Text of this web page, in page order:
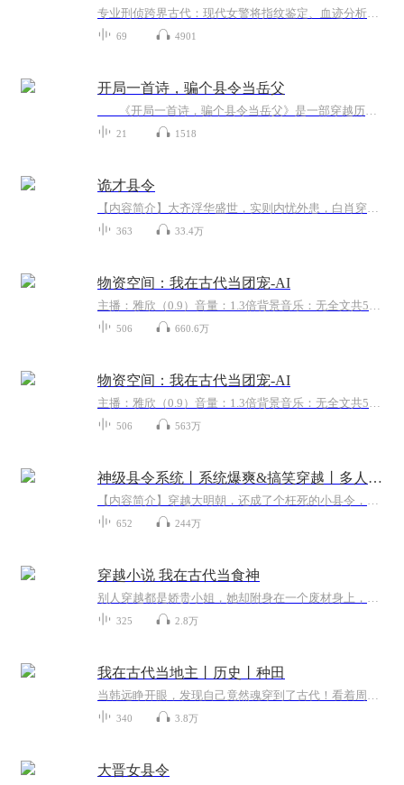
专业刑侦跨界古代：现代女警将指纹鉴定、血迹分析、犯罪心理侧写等科学刑侦手段带入古代，看传统与现代破案思维激烈碰撞，烧脑又新奇。
69 4901
开局一首诗，骗个县令当岳父
《开局一首诗，骗个县令当岳父》是一部穿越历史题材的有声书，讲述现代商业精英陈庞意外穿越到大武朝，成为一个濒临破产的山贼寨主。凭借一首辛弃疾的《破阵子》，他骗得清原县令沈炎灵赏识，不仅白捡了个如花似玉的老婆，更以"黑白通吃"的绝...
21 1518
诡才县令
【内容简介】大齐浮华盛世，实则内忧外患，白肖穿越而来，权相之子，冲撞龙颜，贬为县令，断奇案，治地方，扬名声，平乱贼，刀山火海，金戈铁马，创太平，安天下，造传奇一生青史留名。【作者/主播简介】作者：机械化粗实才，网络小说作家。主播：艺丑，有...
363 33.4万
物资空间：我在古代当团宠-AI
主播：雅欣（0.9）音量：1.3倍背景音乐：无全文共506集温馨甜宠+非救世主+巨粗金手指+爱美男
506 660.6万
物资空间：我在古代当团宠-AI
主播：雅欣（0.9）音量：1.3倍背景音乐：无全文共506集温馨甜宠+非救世主+巨粗金手指+爱美男
506 563万
神级县令系统丨系统爆爽&搞笑穿越丨多人有声剧|怪才县令开局县令御用县令
【内容简介】穿越大明朝，还成了个枉死的小县令，没权没势，还要受百姓的唾骂……不怕，系统在手，天下我有！即使是个九品芝麻官又如何？只要为民做事，照样青史留名！【作者/主播】作者：一尘，著名网络小说作家，代表作《神级县令系统》等。竟然先生剧社...
652 244万
穿越小说 我在古代当食神
别人穿越都是娇贵小姐，她却附身在一个废材身上，一醒来，就面临酒楼被夺的危机，这可不能忍。为了保住家业，苏星月扛起大旗，向厨艺之路进发，一路披荆斩棘，四处比划，终拿下厨艺界的扛把子。可是，那个颁奖的男人，怎么这么熟悉呢？
325 2.8万
我在古代当地主丨历史丨种田
当韩远睁开眼，发现自己竟然魂穿到了古代！看着周围贫瘠的土地，他不禁笑了："正好用用我的现代农业知识！"改良土壤、选育良种、改进灌溉......韩远的庄子很快就成了方圆百里的标杆。但他并未止步，开设工坊、研制新器具，产品供不应求，财源滚滚而来。从...
340 3.8万
大晋女县令